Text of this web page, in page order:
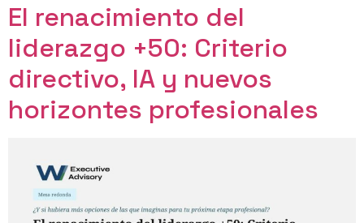
El renacimiento del
liderazgo +50: Criterio
directivo, IA y nuevos
horizontes profesionales